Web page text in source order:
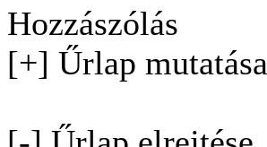
Hozzászólás
[+] Űrlap mutatása